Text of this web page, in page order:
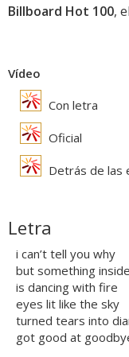
Billboard Hot 100,
Vídeo
Con letra
Oficial
Detrás de las
Letra
i can’t tell you why
but something inside
is dancing with fire
eyes lit like the sky
turned tears into
got good at